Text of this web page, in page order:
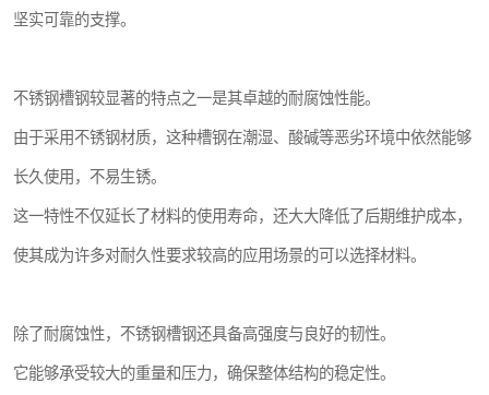
坚实可靠的支撑。
不锈钢槽钢较显著的特点之一是其卓越的耐腐蚀性能。
由于采用不锈钢材质，这种槽钢在潮湿、酸碱等恶劣环境中依然能够
长久使用，不易生锈。
这一特性不仅延长了材料的使用寿命，还大大降低了后期维护成本，
使其成为许多对耐久性要求较高的应用场景的可以选择材料。
除了耐腐蚀性，不锈钢槽钢还具备高强度与良好的韧性。
它能够承受较大的重量和压力，确保整体结构的稳定性。